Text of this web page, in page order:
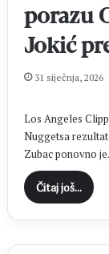
porazu
Jokić
31 siječnja, 2026
Los Angeles
Nuggetsa
Zubac ponovno
Čitaj još...